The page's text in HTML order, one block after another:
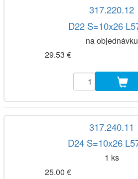
317.220.12
D22 S=10x26
na objednávku
29.53 €
317.240.11
D24 S=10x26
1 ks
25.00 €